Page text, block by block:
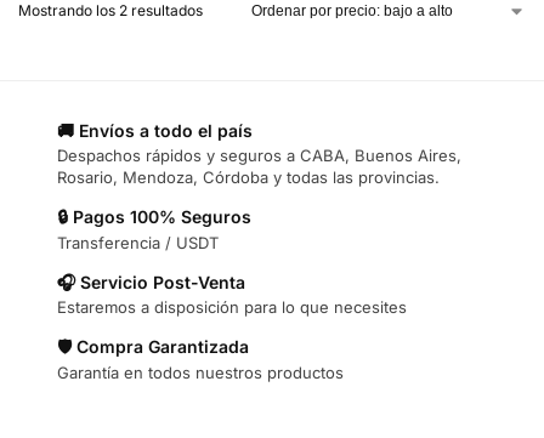
Mostrando los 2 resultados
🚚 Envíos a todo el país
Despachos rápidos y seguros a CABA, Buenos Aires,
Rosario, Mendoza, Córdoba y todas las provincias.
🔒 Pagos 100% Seguros
Transferencia / USDT
🎧 Servicio Post-Venta
Estaremos a disposición para lo que necesites
🛡️ Compra Garantizada
Garantía en todos nuestros productos